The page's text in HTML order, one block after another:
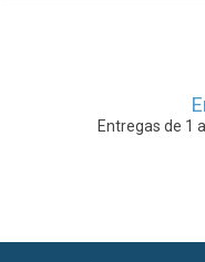
Entregas de 1